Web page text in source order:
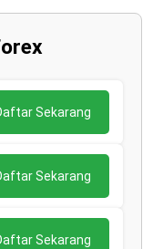
Sekarang
Sekarang
Sekarang